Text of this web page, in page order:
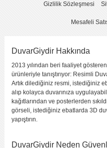
Yorumu Gönder
Gizlilik Sözleşmesi
Mesafeli
DuvarGiydir Hakkında
2013 yılından beri faaliyet
ürünleriyle tanıştırıyor: Resimli
Artık dilediğiniz resmi, istediğiniz
alıp kolayca duvarınıza
kağıtlarından ve posterlerden
görseli, istediğiniz ebatlarda 3D
yapıştırın.
DuvarGiydir Neden